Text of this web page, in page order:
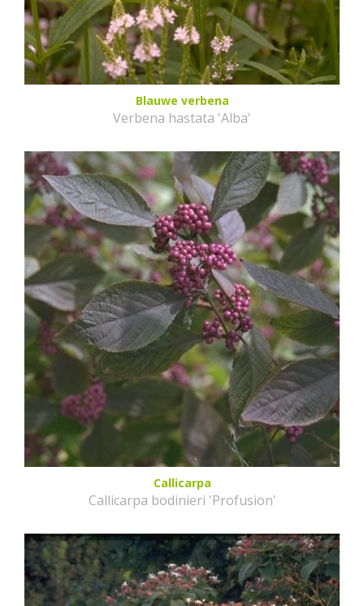
Blauwe verbena
Verbena hastata 'Alba'
Callicarpa
Callicarpa bodinieri 'Profusion'